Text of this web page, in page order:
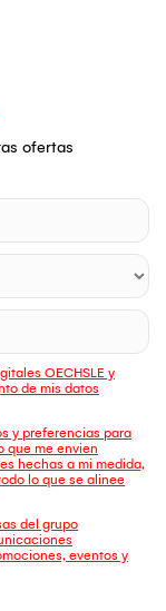
ofertas
OECHSLE y
de mis datos
y preferencias para
que me envien
hechas a mi medida,
lo que se alinee
del grupo
eventos y